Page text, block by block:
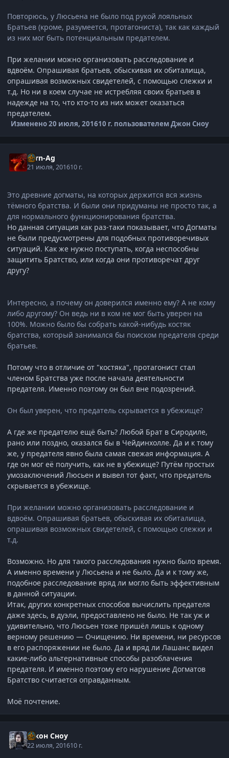
Повторюсь, у Люсьена не было под рукой лояльных
Братьев (кроме, разумеется, протагониста), так как каждый
из них мог быть потенциальным предателем.
При желании можно организовать расследование и
вдвоём. Опрашивая братьев, обыскивая их обиталища,
опрашивая возможных свидетелей, с помощью слежки и
т.д. Но ни в коем случае не истребляя своих братьев в
надежде на то, что кто-то из них может оказаться
предателем.
Изменено20 июля, 201610 г. пользователем Джон Сноу
Torn-Ag
21 июля, 201610 г.
Это древние догматы, на которых держится вся жизнь
тёмного братства. И были они придуманы не просто так, а
для нормального функционирования братства.
Но данная ситуация как раз-таки показывает, что Догматы
не были предусмотрены для подобных противоречивых
ситуаций. Как же нужно поступать, когда неспособны
защитить Братство, или когда они противоречат друг
другу?
Интересно, а почему он доверился именно ему? А не кому
либо другому? Он ведь ни в ком не мог быть уверен на
100%. Можно было бы собрать какой-нибудь костяк
братства, который занимался бы поиском предателя среди
братьев.
Потому что в отличие от "костяка", протагонист стал
членом Братства уже после начала деятельности
предателя. Именно поэтому он был вне подозрений.
Он был уверен, что предатель скрывается в убежище?
А где же предателю ещё быть? Любой Брат в Сиродиле,
рано или поздно, оказался бы в Чейдинхолле. Да и к тому
же, у предателя явно была самая свежая информация. А
где он мог её получить, как не в убежище? Путём простых
умозаключений Люсьен и вывел тот факт, что предатель
скрывается в убежище.
При желании можно организовать расследование и
вдвоём. Опрашивая братьев, обыскивая их обиталища,
опрашивая возможных свидетелей, с помощью слежки и
т.д.
Возможно. Но для такого расследования нужно было время.
А именно времени у Люсьена и не было. Да и к тому же,
подобное расследование вряд ли могло быть эффективным
в данной ситуации.
Итак, других конкретных способов вычислить предателя
даже здесь, в дуэли, предоставлено не было. Не так уж и
удивительно, что Люсьен тоже пришёл лишь к одному
верному решению — Очищению. Ни времени, ни ресурсов
в его распоряжении не было. Да и вряд ли Лашанс видел
какие-либо альтернативные способы разоблачения
предателя. И именно поэтому его нарушение Догматов
Братство считается оправданным.
Моё почтение.
Джон Сноу
22 июля, 201610 г.